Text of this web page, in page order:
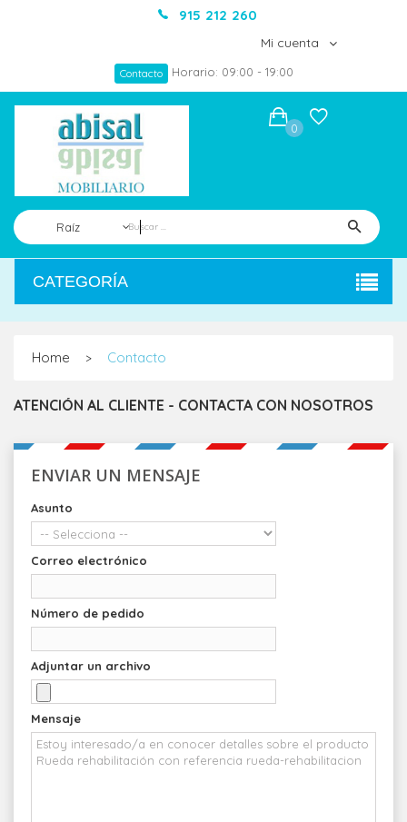
915 212 260
Mi cuenta
Contacto Horario: 09:00 - 19:00
Raíz
0
CATEGORÍA
Home > Contacto
ATENCIÓN AL CLIENTE - CONTACTA CON NOSOTROS
ENVIAR UN MENSAJE
Asunto
Correo electrónico
Número de pedido
Adjuntar un archivo
Mensaje